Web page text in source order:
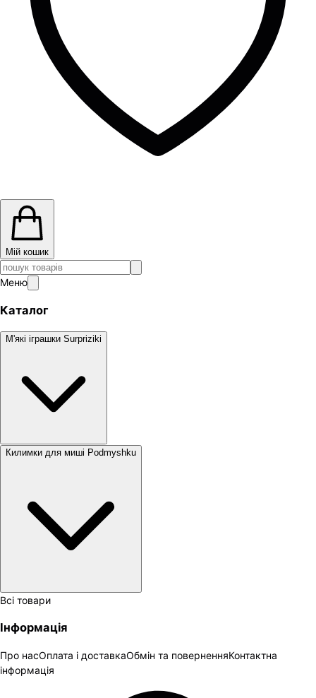
Мій кошик
Меню
Каталог
М'які іграшки Surpriziki
Килимки для миші Podmyshku
Всі товари
Інформація
Про насОплата і доставкаОбмін та поверненняКонтактна
інформація